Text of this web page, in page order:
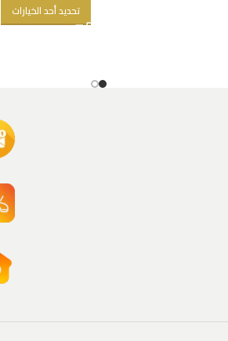
تحديد أحد الخيارات